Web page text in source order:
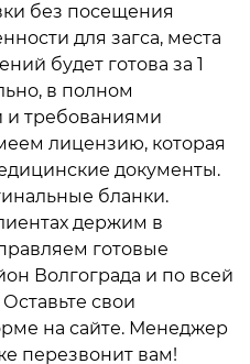
без посещения
для загса, места
будет готова за 1
в полном
и требованиями
лицензию, которая
документы.
бланки.
держим в
готовые
Волгограда и по всей
свои
на сайте. Менеджер
перезвонит вам!